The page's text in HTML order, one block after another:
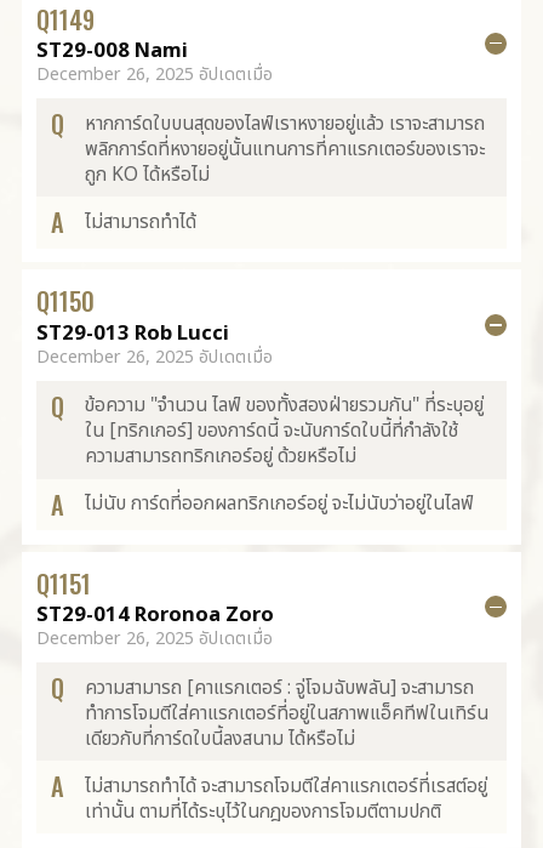
Q1149
ST29-008 Nami
December 26, 2025 อัปเดตเมื่อ
Q
หากการ์ดใบบนสุดของไลฟ์เราหงายอยู่แล้ว เราจะสามารถ
พลิกการ์ดที่หงายอยู่นั้นแทนการที่คาแรกเตอร์ของเราจะ
ถูก KO ได้หรือไม่
A ไม่สามารถทำได้
Q1150
ST29-013 Rob Lucci
December 26, 2025 อัปเดตเมื่อ
Q
ข้อความ "จำนวน ไลฟ์ ของทั้งสองฝ่ายรวมกัน" ที่ระบุอยู่
ใน [ทริกเกอร์] ของการ์ดนี้ จะนับการ์ดใบนี้ที่กำลังใช้
ความสามารถทริกเกอร์อยู่ ด้วยหรือไม่
A ไม่นับ การ์ดที่ออกผลทริกเกอร์อยู่ จะไม่นับว่าอยู่ในไลฟ์
Q1151
ST29-014 Roronoa Zoro
December 26, 2025 อัปเดตเมื่อ
Q
ความสามารถ [คาแรกเตอร์ : จู่โจมฉับพลัน] จะสามารถ
ทำการโจมตีใส่คาแรกเตอร์ที่อยู่ในสภาพแอ็คทีฟในเทิร์น
เดียวกับที่การ์ดใบนี้ลงสนาม ได้หรือไม่
A
ไม่สามารถทำได้ จะสามารถโจมตีใส่คาแรกเตอร์ที่เรสต์อยู่
เท่านั้น ตามที่ได้ระบุไว้ในกฎของการโจมตีตามปกติ